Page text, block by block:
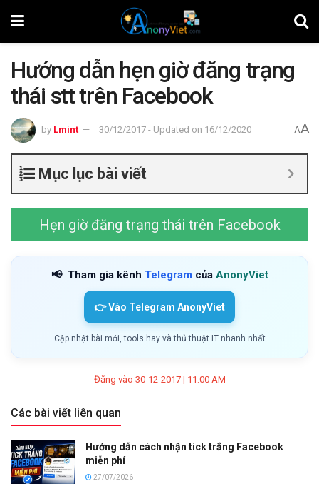
Hướng dẫn hẹn giờ đăng trạng
thái stt trên Facebook
by Lmint 30/12/2017 - Updated on 16/12/2020 AA
Mục lục bài viết
Hẹn giờ đăng trạng thái trên Facebook
📢 Tham gia kênh Telegram của AnonyViet
👉 Vào Telegram AnonyViet
Cập nhật bài mới, tools hay và thủ thuật IT nhanh nhất
Đăng vào 30-12-2017 | 11.00 AM
Các bài viết liên quan
Hướng dẫn cách nhận tick trắng Facebook
miễn phí
27/07/2026